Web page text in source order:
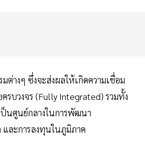
ต่างๆ ซึ่งจะส่งผลให้เกิดความเชื่อม
ครบวงจร (Fully Integrated) รวมทั้ง
นศูนย์กลางในการพัฒนา
และการลงทุนในภูมิภาค